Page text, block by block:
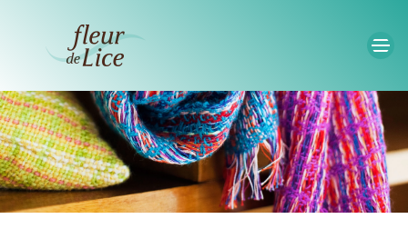
Accéder au contenu principal